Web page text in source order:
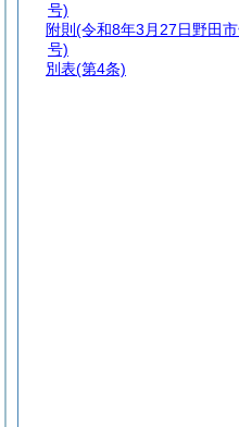
号)
附則 (令和8年3月27日野田
号)
別表(第4条)